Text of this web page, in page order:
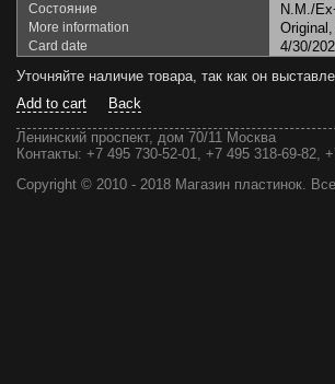
Состояние N.M./
More information
Card date
4/30/
Уточняйте наличие товара, так как он
Add to cart
Back
Ленинский проспект, дом 70/11 Москва
Контакты: +7 495 730-52-01, +7 495 318-69-82,
Copyright © 2010 - 2018 Магазин пластинок.